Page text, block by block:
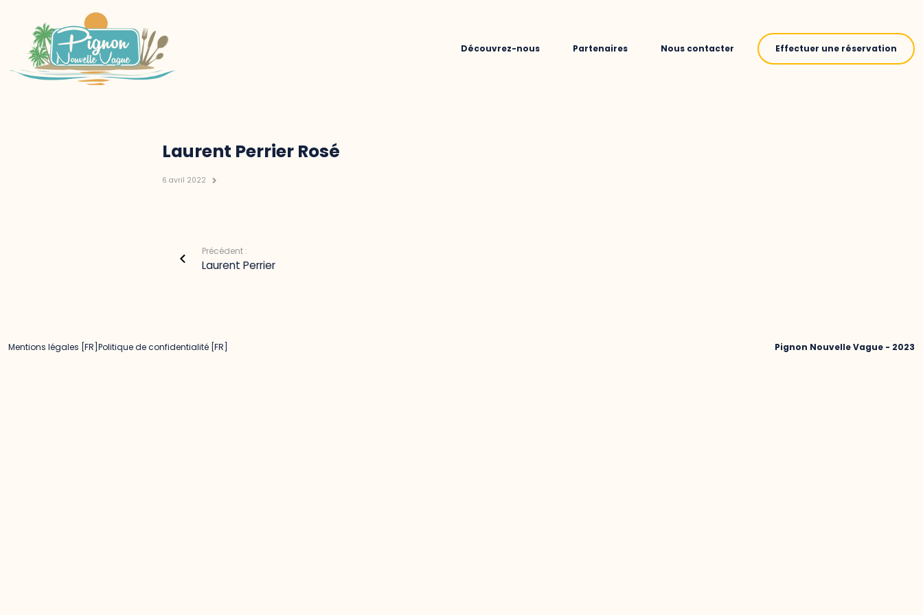
Découvrez-nous Partenaires Nous contacter Effectuer une réservation
Laurent Perrier Rosé
6 avril 2022
Précédent :
Laurent Perrier
Mentions légales [FR] Politique de confidentialité [FR] Pignon Nouvelle Vague - 2023